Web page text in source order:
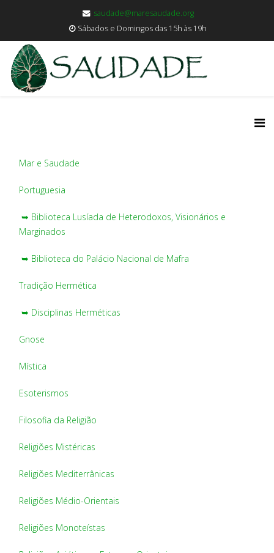
saudade@maresaudade.org
Sábados e Domingos das 15h às 19h
Mar e Saudade
Portuguesia
➥ Biblioteca Lusíada de Heterodoxos, Visionários e
Marginados
➥ Biblioteca do Palácio Nacional de Mafra
Tradição Hermética
➥ Disciplinas Herméticas
Gnose
Mística
Esoterismos
Filosofia da Religião
Religiões Mistéricas
Religiões Mediterrânicas
Religiões Médio-Orientais
Religiões Monoteístas